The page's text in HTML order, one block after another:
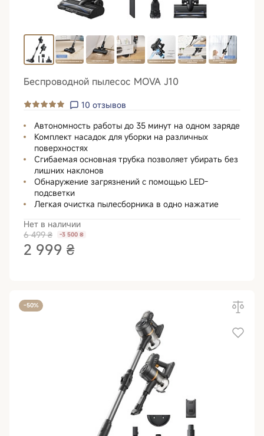
Беспроводной пылесос MOVA J10
10 отзывов
Автономность работы до 35 минут на одном заряде
Комплект насадок для уборки на различных
поверхностях
Сгибаемая основная трубка позволяет убирать без
лишних наклонов
Обнаружение загрязнений с помощью LED-
подсветки
Легкая очистка пылесборника в одно нажатие
Нет в наличии
6 499 ₴
-3 500 ₴
2 999 ₴
-50%